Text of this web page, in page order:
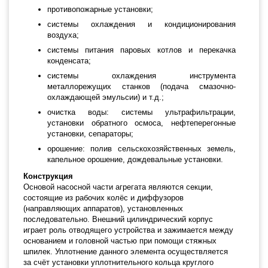
противопожарные установки;
системы охлаждения и кондиционирования
воздуха;
системы питания паровых котлов и перекачка
конденсата;
системы охлаждения инструмента
металлорежущих станков (подача смазочно-
охлаждающей эмульсии) и т.д.;
очистка воды: системы ультрафильтрации,
установки обратного осмоса, нефтеперегонные
установки, сепараторы;
орошение: полив сельскохозяйственных земель,
капельное орошение, дождевальные установки.
Конструкция
Основой насосной части агрегата являются секции,
состоящие из рабочих колёс и диффузоров
(направляющих аппаратов), установленных
последовательно. Внешний цилиндрический корпус
играет роль отводящего устройства и зажимается между
основанием и головной частью при помощи стяжных
шпилек. Уплотнение данного элемента осуществляется
за счёт установки уплотнительного кольца круглого